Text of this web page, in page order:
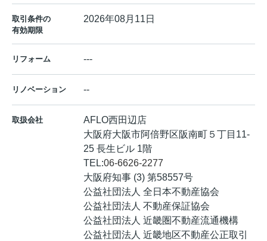
取引条件の
有効期限
2026年08月11日
リフォーム ---
リノベーション --
取扱会社
AFLO西田辺店
大阪府大阪市阿倍野区阪南町５丁目11-
25 長生ビル 1階
TEL:06-6626-2277
大阪府知事 (3) 第58557号
公益社団法人 全日本不動産協会
公益社団法人 不動産保証協会
公益社団法人 近畿圏不動産流通機構
公益社団法人 近畿地区不動産公正取引